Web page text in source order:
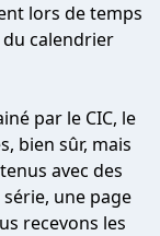
lors de temps
calendrier
par le CIC, le
bien sûr, mais
avec des
une page
recevons les